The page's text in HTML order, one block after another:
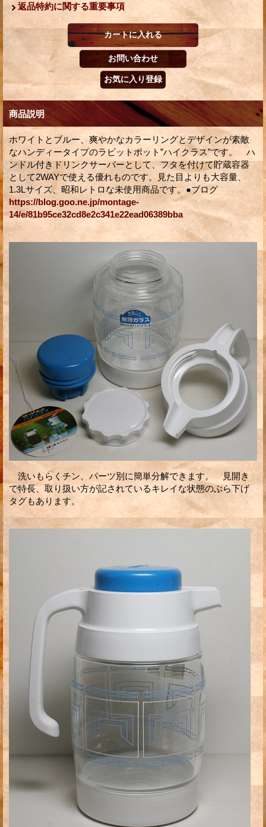
返品特約に関する重要事項
商品説明
ホワイトとブルー、爽やかなカラーリングとデザインが素敵
なハンディータイプのラビットポット”ハイクラス”です。 ハ
ンドル付きドリンクサーバーとして、フタを付けて貯蔵容器
として2WAYで使える優れものです。見た目よりも大容量、
1.3Lサイズ、昭和レトロな未使用商品です。●ブログ
https://blog.goo.ne.jp/montage-
14/e/81b95ce32cd8e2c341e22ead06389bba
洗いもらくチン、パーツ別に簡単分解できます。 見開き
で特長、取り扱い方が記されているキレイな状態のぶら下げ
タグもあります。